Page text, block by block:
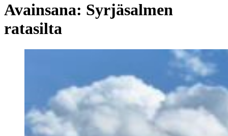
Avainsana: Syrjäsalmen
ratasilta